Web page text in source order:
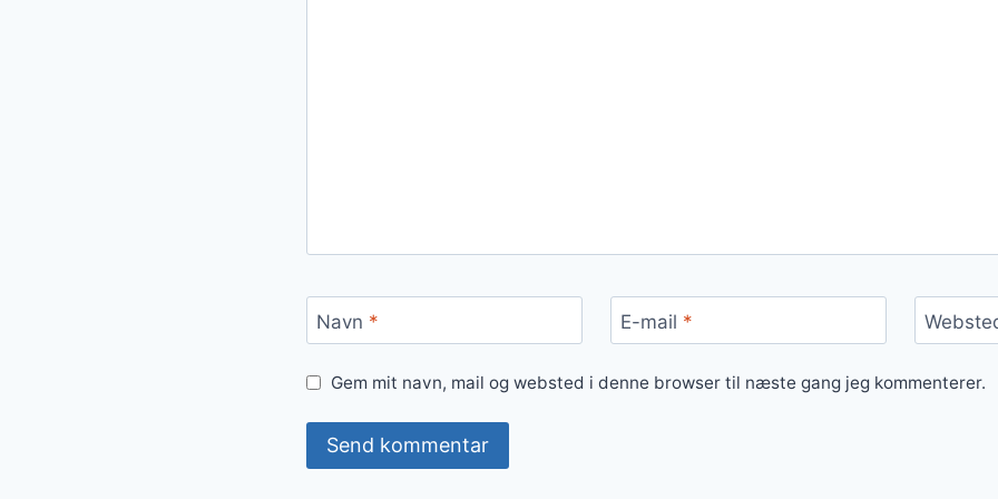
Navn * E-mail *
Gem mit navn, mail og websted i denne browser til næste gang jeg kommenterer.